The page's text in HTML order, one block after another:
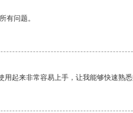
有问题。
用起来非常容易上手，让我能够快速熟